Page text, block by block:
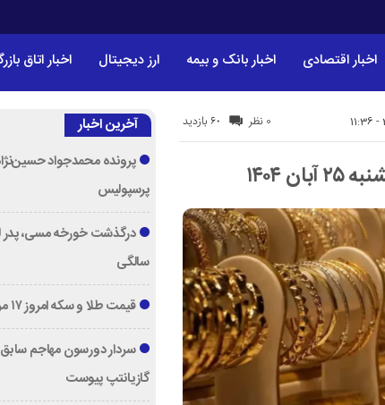
اخبار اقتصادی اخبار بانک و بیمه ارز دیجیتال اخبار اتاق
60 بازدید 0 نظر آخرین اخبار
پرونده محمدجواد
پرسپولیس
سالگی
قیمت طلا و سکه امروز ۱۷ مرداد ۱۴۰۵
سردار دورسون مهاجم
گازیانتپ پیوست